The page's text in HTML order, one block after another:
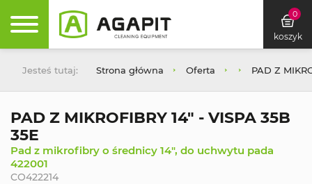
0
koszyk
Jesteś tutaj: Strona główna Oferta PAD Z
PAD Z MIKROFIBRY 14" - VISPA 35B
35E
Pad z mikrofibry o średnicy 14", do uchwytu pada
422001
CO422214